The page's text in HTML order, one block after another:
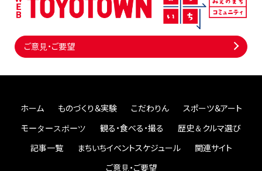
ご意見・ご要望
ホーム ものづくり＆実験 こだわりん
スポーツ＆アート
モータースポーツ
観る・食べる・撮る
歴史＆クルマ選び
記事一覧
まちいちイベントスケジュール
関連サイト
ご意見・ご要望